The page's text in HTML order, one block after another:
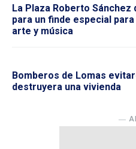
La Plaza Roberto
para un finde especial
arte y música
Bomberos de Lomas
destruyera una vivienda
―